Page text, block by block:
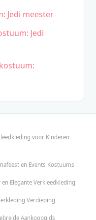
Jedi meester
Jedi
voor Kinderen
en Events Kostuums
en Elegante Verkleedkleding
Verdieping
Aankoopgids